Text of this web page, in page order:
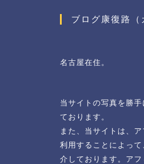
ブログ康復路（
名古屋在住。
当サイトの写真を勝
ております。
また、当サイトは、
利用することによっ
介しております。ア